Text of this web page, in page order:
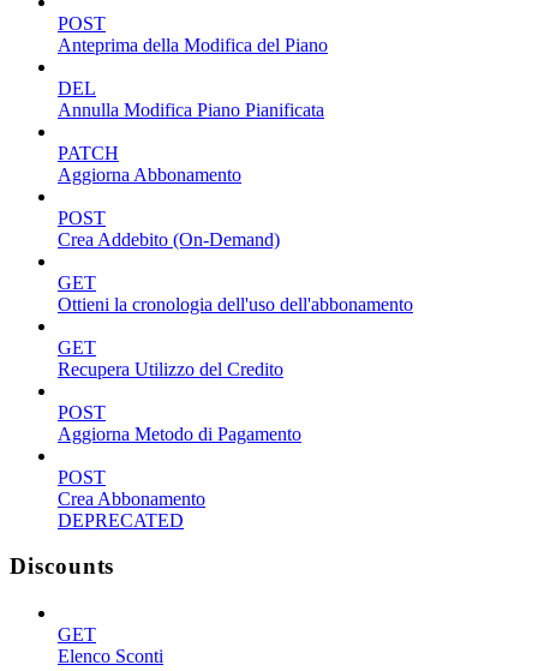
POST
Anteprima della Modifica del Piano
DEL
Annulla Modifica Piano Pianificata
PATCH
Aggiorna Abbonamento
POST
Crea Addebito (On-Demand)
GET
Ottieni la cronologia dell'uso dell'abbonamento
GET
Recupera Utilizzo del Credito
POST
Aggiorna Metodo di Pagamento
POST
Crea Abbonamento
DEPRECATED
Discounts
GET
Elenco Sconti